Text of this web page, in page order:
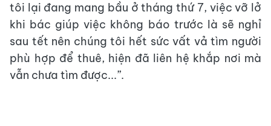
tôi lại đang mang bầu ở tháng thứ 7, việc vỡ lở
khi bác giúp việc không báo trước là sẽ nghỉ
sau tết nên chúng tôi hết sức vất vả tìm người
phù hợp để thuê, hiện đã liên hệ khắp nơi mà
vẫn chưa tìm được...”.